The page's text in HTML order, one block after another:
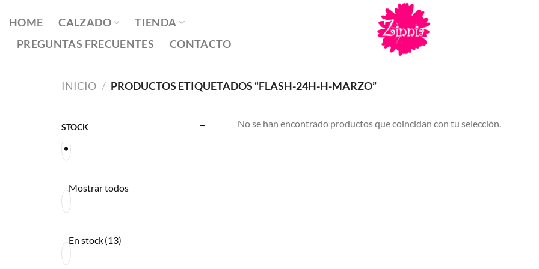
HOME CALZADO
TIENDA
PREGUNTAS FRECUENTES
CONTACTO
INICIO / PRODUCTOS ETIQUETADOS “FLASH-24H-H-MARZO”
STOCK
Mostrar todos
En stock(13)
No se han encontrado productos que coincidan con tu selección.